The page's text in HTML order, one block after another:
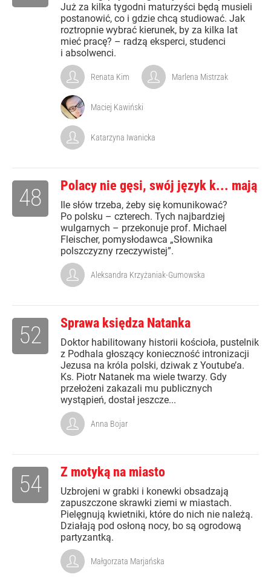
Już za kilka tygodni maturzyści będą musieli
postanowić, co i gdzie chcą studiować. Jak
roztropnie wybrać kierunek, by za kilka lat
mieć pracę? – radzą eksperci, studenci
i absolwenci.
Renata Kim Marlena Mistrzak
Maciej Kawiński
Katarzyna Iwanicka
Polacy nie gęsi, swój język k... mają
Ile słów trzeba, żeby się komunikować?
Po polsku – czterech. Tych najbardziej
wulgarnych – przekonuje prof. Michael
Fleischer, pomysłodawca „Słownika
polszczyzny rzeczywistej”.
48
Aleksandra Krzyżaniak-Gumowska
Sprawa księdza Natanka
Doktor habilitowany historii kościoła, pustelnik
z Podhala głoszący konieczność intronizacji
Jezusa na króla polski, dziwak z Youtube’a.
Ks. Piotr Natanek ma wiele twarzy. Gdy
przełożeni zakazali mu publicznych
wystąpień, dostał jeszcze...
52
Anna Bojar
Z motyką na miasto
Uzbrojeni w grabki i konewki obsadzają
zapuszczone skrawki ziemi w miastach.
Pielęgnują kwietniki, które do nich nie należą.
Działają pod osłoną nocy, bo są ogrodową
partyzantką.
54
Małgorzata Marjańska